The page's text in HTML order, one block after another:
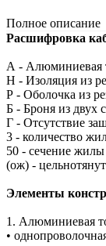
Полное описание
Расшифровка
А - Алюминиевая
Н - Изоляция из
Р - Оболочка из
Б - Броня из двух
Г - Отсутствие
3 - количество
50 - сечение жилы
(ож) -
Элементы
1. Алюминиевая
•